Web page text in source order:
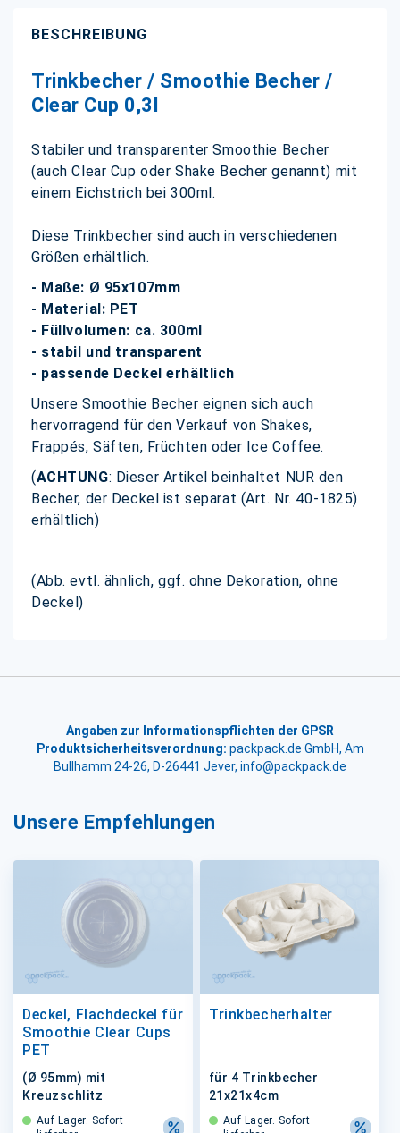
BESCHREIBUNG
Trinkbecher / Smoothie Becher /
Clear Cup 0,3l
Stabiler und transparenter Smoothie Becher
(auch Clear Cup oder Shake Becher genannt) mit
einem Eichstrich bei 300ml.
Diese Trinkbecher sind auch in verschiedenen
Größen erhältlich.
- Maße: Ø 95x107mm
- Material: PET
- Füllvolumen: ca. 300ml
- stabil und transparent
- passende Deckel erhältlich
Unsere Smoothie Becher eignen sich auch
hervorragend für den Verkauf von Shakes,
Frappés, Säften, Früchten oder Ice Coffee.
(ACHTUNG: Dieser Artikel beinhaltet NUR den
Becher, der Deckel ist separat (Art. Nr. 40-1825)
erhältlich)
(Abb. evtl. ähnlich, ggf. ohne Dekoration, ohne
Deckel)
Angaben zur Informationspflichten der GPSR
Produktsicherheitsverordnung: packpack.de GmbH, Am
Bullhamm 24-26, D-26441 Jever, info@packpack.de
Unsere Empfehlungen
Deckel, Flachdeckel für
Smoothie Clear Cups
PET
(Ø 95mm) mit
Kreuzschlitz
Auf Lager. Sofort
Trinkbecherhalter
für 4 Trinkbecher
21x21x4cm
Auf Lager. Sofort